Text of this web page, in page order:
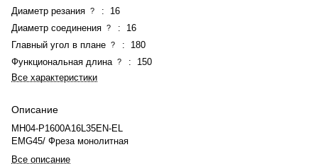
Диаметр резания ? :
16
Диаметр соединения ? :
16
Главный угол в плане ? :
180
Функциональная длина ? :
150
Все характеристики
Описание
MH04-P1600A16L35EN-EL
EMG45/ Фреза монолитная
Все описание